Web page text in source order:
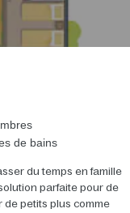
de bains
du temps en famille
parfaite pour de
petits plus comme